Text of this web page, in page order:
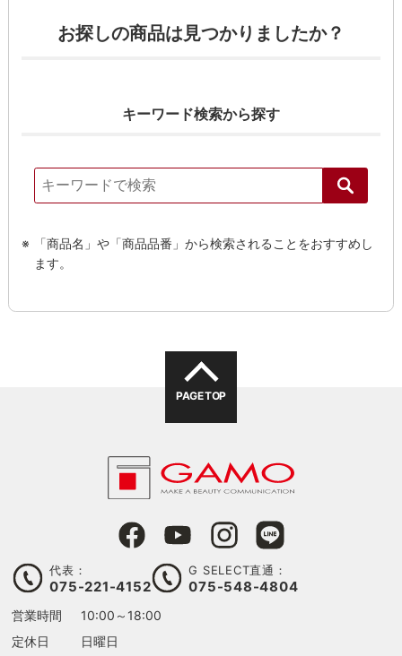
お探しの商品は見つかりましたか？
キーワード検索から探す
「商品名」や「商品品番」から検索されることをおすすめし
ます。
PAGE TOP
代表：
075-221-4152
G SELECT直通：
075-548-4804
営業時間
10:00～18:00
定休日
日曜日